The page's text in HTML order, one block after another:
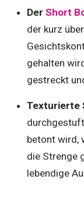
Der Short
der kurz
gehalten
gestreckt
Texturierte
betont wird,
die Strenge
lebendige